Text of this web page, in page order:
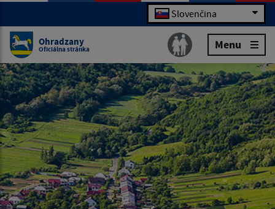
Slovenčina
Ohradzany
Oficiálna stránka Menu